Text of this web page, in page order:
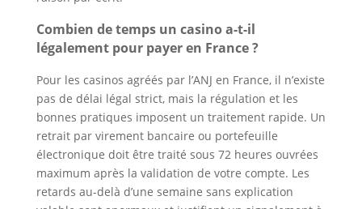
Combien de temps un casino a-t-il
légalement pour payer en France ?
Pour les casinos agréés par l’ANJ en France, il n’existe
pas de délai légal strict, mais la régulation et les
bonnes pratiques imposent un traitement rapide. Un
retrait par virement bancaire ou portefeuille
électronique doit être traité sous 72 heures ouvrées
maximum après la validation de votre compte. Les
retards au-delà d’une semaine sans explication